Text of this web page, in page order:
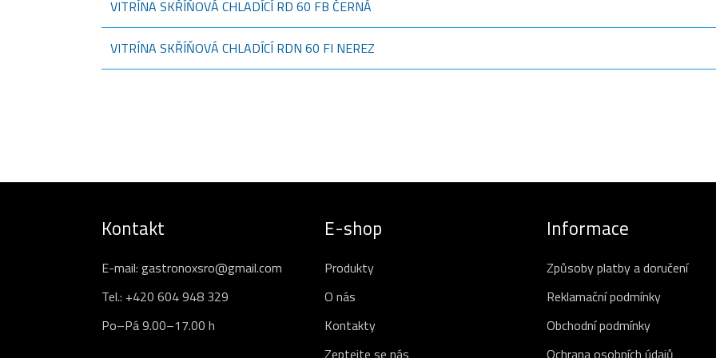
VITRÍNA SKŘÍŇOVÁ CHLADÍCÍ RD 60 FB ČERNÁ
VITRÍNA SKŘÍŇOVÁ CHLADÍCÍ RDN 60 FI NEREZ
Kontakt
E-mail: gastronoxsro@gmail.com
Tel.: +420 604 948 329
Po–Pá 9.00–17.00 h
E-shop
Produkty
O nás
Kontakty
Zeptejte se nás
Informace
Způsoby platby a doručení
Reklamační podmínky
Obchodní podmínky
Ochrana osobních údajů